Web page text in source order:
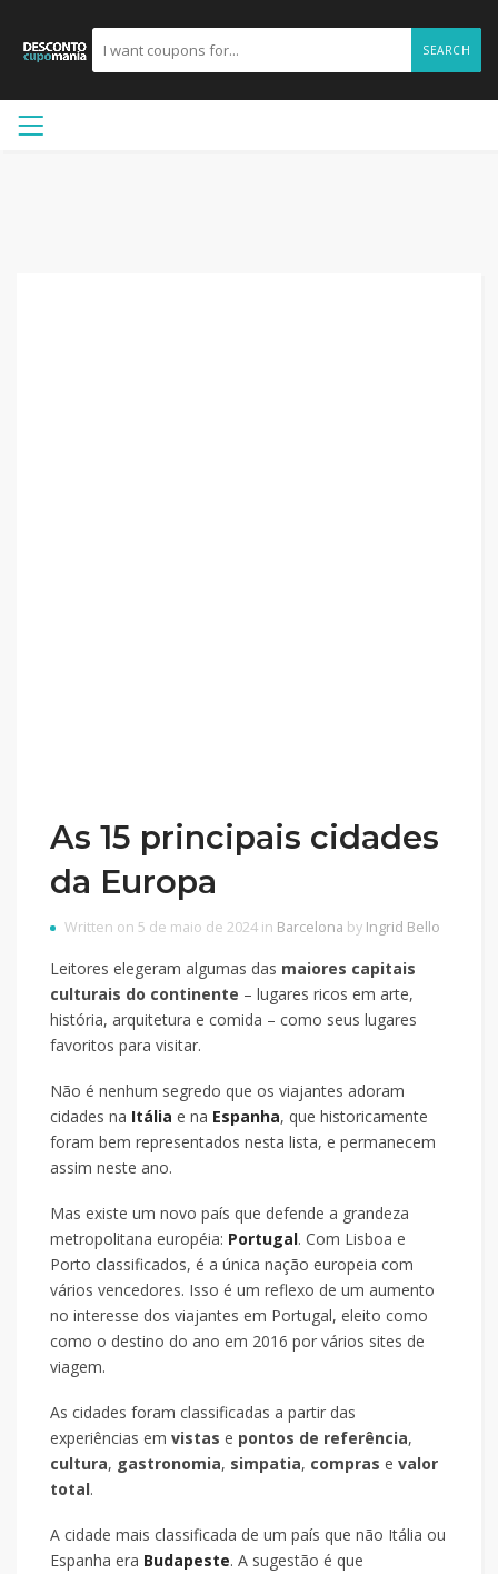
SEARCH
As 15 principais cidades
da Europa
Written on 5 de maio de 2024 in Barcelona by Ingrid Bello
Leitores elegeram algumas das maiores capitais
culturais do continente – lugares ricos em arte,
história, arquitetura e comida – como seus lugares
favoritos para visitar.
Não é nenhum segredo que os viajantes adoram
cidades na Itália e na Espanha, que historicamente
foram bem representados nesta lista, e permanecem
assim neste ano.
Mas existe um novo país que defende a grandeza
metropolitana européia: Portugal. Com Lisboa e
Porto classificados, é a única nação europeia com
vários vencedores. Isso é um reflexo de um aumento
no interesse dos viajantes em Portugal, eleito como
como o destino do ano em 2016 por vários sites de
viagem.
As cidades foram classificadas a partir das
experiências em vistas e pontos de referência,
cultura, gastronomia, simpatia, compras e valor
total.
A cidade mais classificada de um país que não Itália ou
Espanha era Budapeste. A sugestão é que